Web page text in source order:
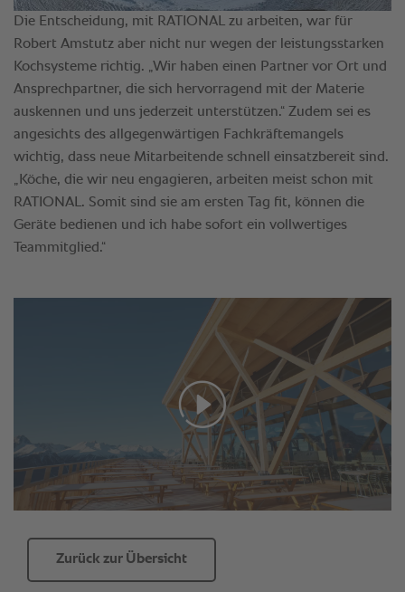
Zurück zur Übersicht